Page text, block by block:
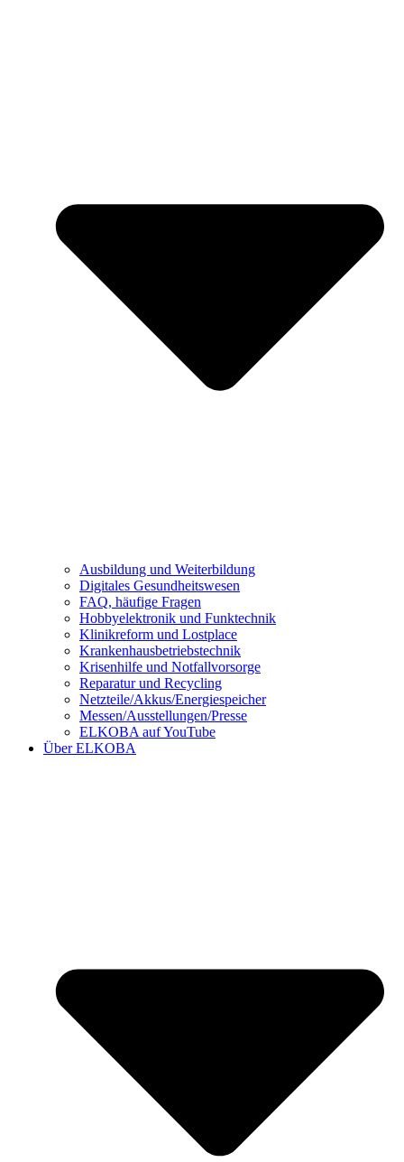
Ausbildung und Weiterbildung
Digitales Gesundheitswesen
FAQ, häufige Fragen
Hobbyelektronik und Funktechnik
Klinikreform und Lostplace
Krankenhausbetriebstechnik
Krisenhilfe und Notfallvorsorge
Reparatur und Recycling
Netzteile/Akkus/Energiespeicher
Messen/Ausstellungen/Presse
ELKOBA auf YouTube
Über ELKOBA